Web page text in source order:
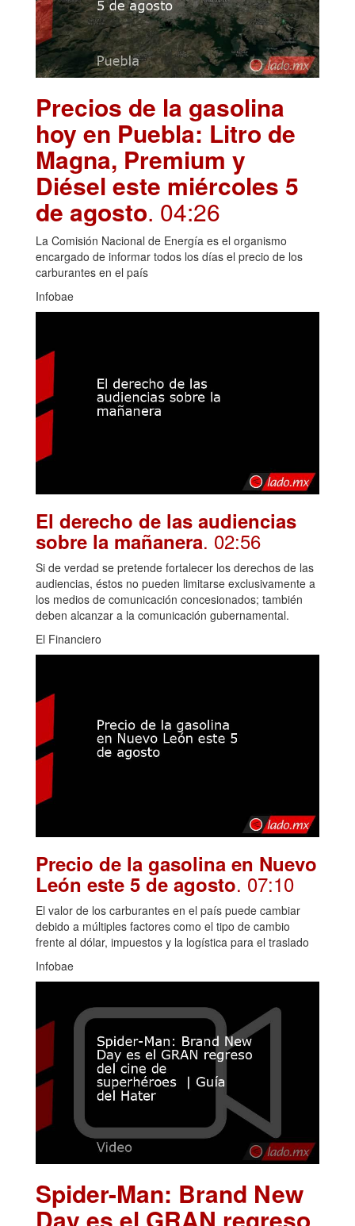
Precios de la gasolina
hoy en Puebla: Litro de
Magna, Premium y
Diésel este miércoles 5
de agosto. 04:26
La Comisión Nacional de Energía es el organismo
encargado de informar todos los días el precio de los
carburantes en el país
Infobae
El derecho de las audiencias
sobre la mañanera. 02:56
Si de verdad se pretende fortalecer los derechos de las
audiencias, éstos no pueden limitarse exclusivamente a
los medios de comunicación concesionados; también
deben alcanzar a la comunicación gubernamental.
El Financiero
Precio de la gasolina en Nuevo
León este 5 de agosto. 07:10
El valor de los carburantes en el país puede cambiar
debido a múltiples factores como el tipo de cambio
frente al dólar, impuestos y la logística para el traslado
Infobae
Spider-Man: Brand New